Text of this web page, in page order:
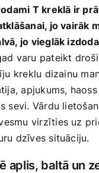
T kreklā ir
jo vairāk
jo vieglāk
varu pateikt
kreklu dizainu
apjukums,
sevi. Vārdu
virzīties uz
dzīves situāciju.
aplis, baltā un